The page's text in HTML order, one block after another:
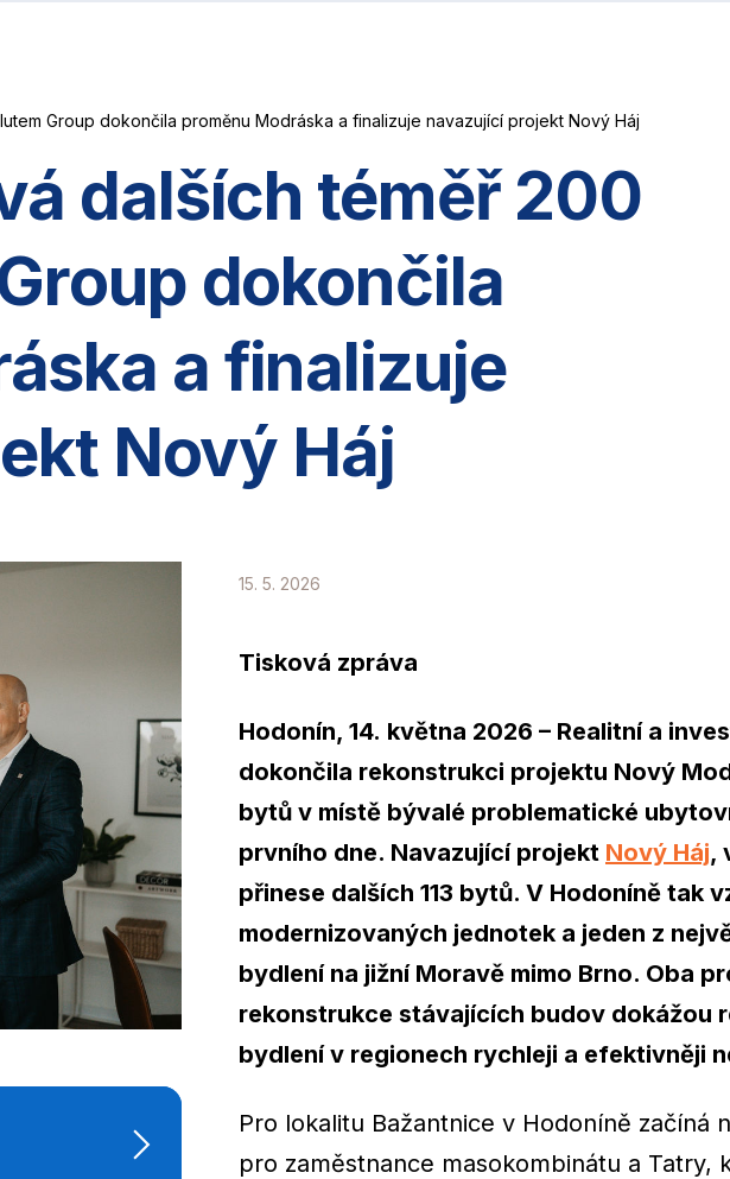
Group dokončila proměnu Modráska a finalizuje navazující projekt Nový Háj
dalších téměř 200
dokončila
a finalizuje
Nový Háj
15. 5. 2026
Tisková zpráva
Hodonín, 14. května 2026 – Realitní a
dokončila rekonstrukci projektu Nový
bytů v místě bývalé problematické
prvního dne. Navazující projekt Nový Háj,
přinese dalších 113 bytů. V Hodoníně tak
modernizovaných jednotek a jeden z
bydlení na jižní Moravě mimo Brno. Oba
rekonstrukce stávajících budov dokážou
bydlení v regionech rychleji a efektivněji
Pro lokalitu Bažantnice v Hodoníně začíná
pro zaměstnance masokombinátu a Tatry,